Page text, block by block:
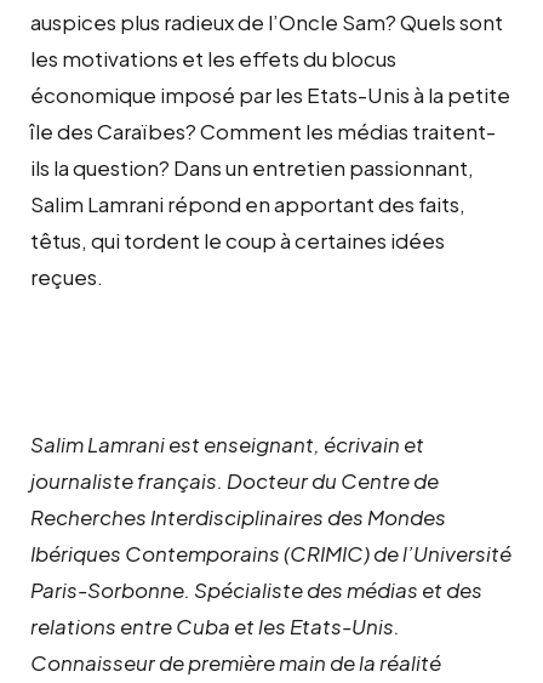
auspices plus radieux de l’Oncle Sam? Quels sont
les motivations et les effets du blocus
économique imposé par les Etats-Unis à la petite
île des Caraïbes? Comment les médias traitent-
ils la question? Dans un entretien passionnant,
Salim Lamrani répond en apportant des faits,
têtus, qui tordent le coup à certaines idées
reçues.
Salim Lamrani est enseignant, écrivain et
journaliste français. Docteur du Centre de
Recherches Interdisciplinaires des Mondes
Ibériques Contemporains (CRIMIC) de l’Université
Paris-Sorbonne. Spécialiste des médias et des
relations entre Cuba et les Etats-Unis.
Connaisseur de première main de la réalité